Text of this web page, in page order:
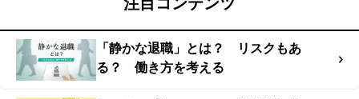
「静かな退職」とは？ リスクもあ
る？ 働き方を考える